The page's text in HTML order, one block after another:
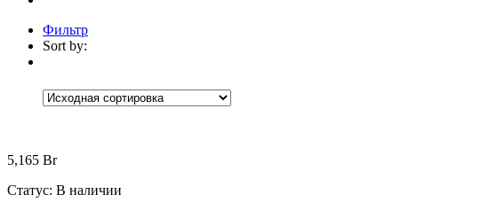
Фильтр
Sort by:
Цена
Brands
5,165 Br
Статус: В наличии